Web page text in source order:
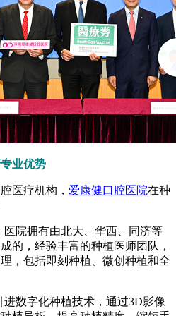
业优势
医疗机构， 爱康健口腔医院在种
院拥有由北大、华西、同济等
的，经验丰富的种植医师团队，
，包括即刻种植、微创种植和全
数字化种植技术，通过3D影像